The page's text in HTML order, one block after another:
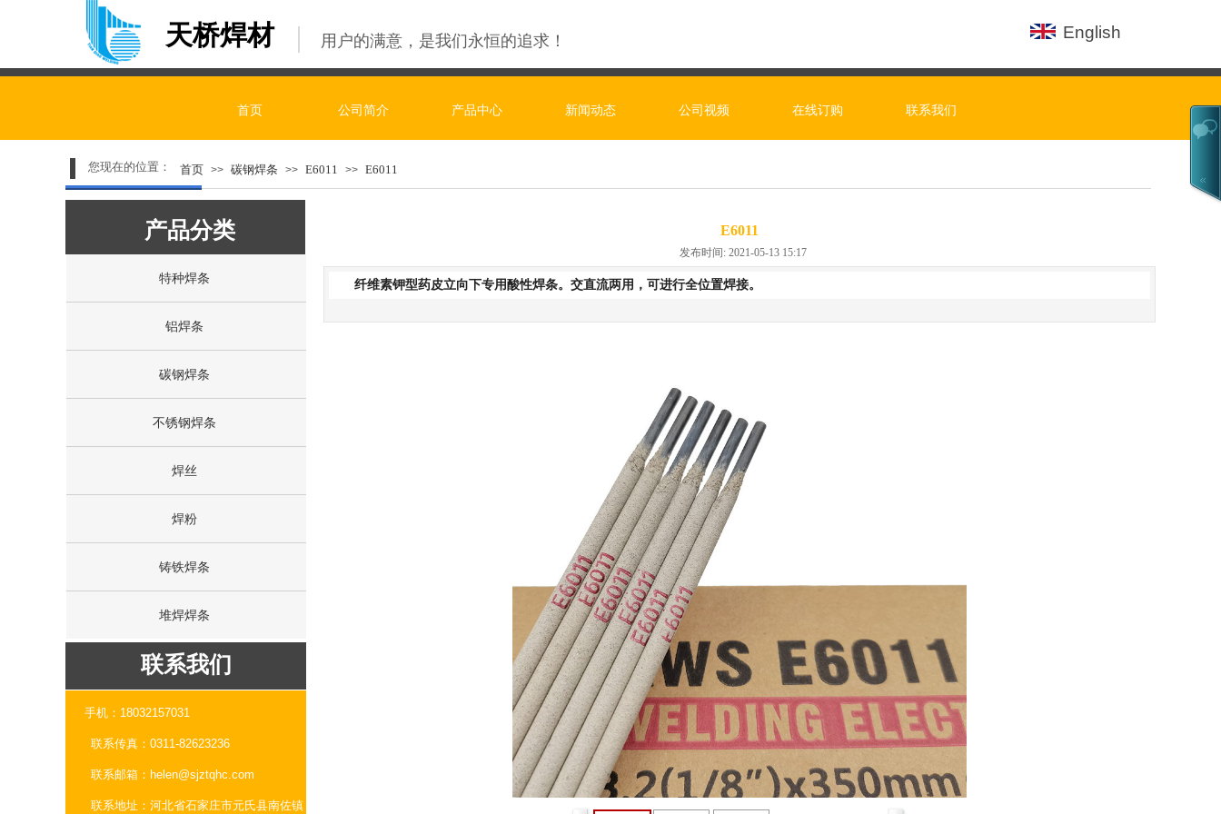
天桥焊材 English
用户的满意，是我们永恒的追求！
首页 公司简介 产品中心 新闻动态 公司视频 在线订购 联系我们
E6011
发布时间: 2021-05-13 15:17
纤维素钾型药皮立向下专用酸性焊条。交直流两用，可进行全位置焊接。
产品分类
您现在的位置： 首页 >> 碳钢焊条 >> E6011 >> E6011
产品分类
特种焊条
铝焊条
碳钢焊条
不锈钢焊条
焊丝
焊粉
铸铁焊条
堆焊焊条
质量至上 精益求精
0311-82623236
佐村南
联系我们
手机：18032157031
联系传真：0311-82623236
联系邮箱：helen@sjztqhc.com
联系地址：河北省石家庄市元氏县南佐镇